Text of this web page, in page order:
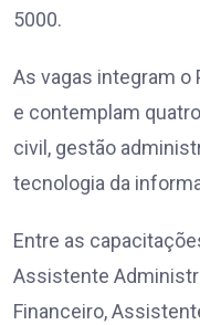
5000.
As vagas integram o
e contemplam
civil, gestão
tecnologia da
Entre as
Assistente
Financeiro,